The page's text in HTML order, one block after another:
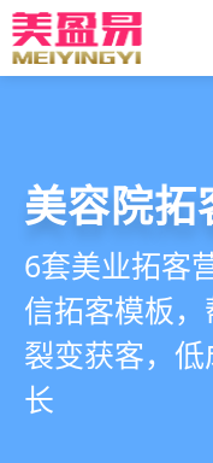
美业拓客
美业全域引
案，一站式
锁、升难题
美容院拓
6套美业拓客
信拓客模板
裂变获客，
长
美业私域
从拉新、转
面俱到，赋
户、业绩
持续增长